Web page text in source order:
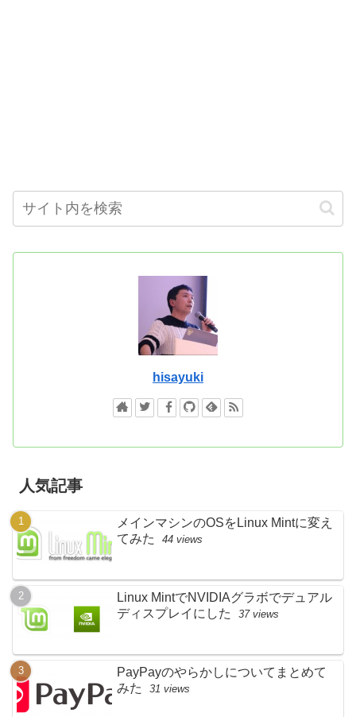
hisayuki
人気記事
メインマシンのOSをLinux Mintに変え
てみた
44 views
Linux MintでNVIDIAグラボでデュアル
ディスプレイにした
37 views
PayPayのやらかしについてまとめて
みた
31 views